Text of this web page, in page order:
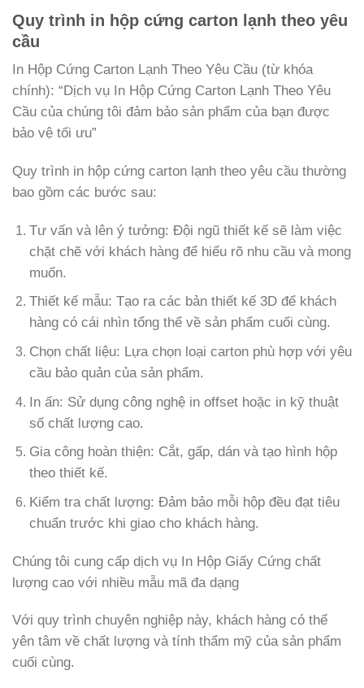
Quy trình in hộp cứng carton lạnh theo yêu
cầu
In Hộp Cứng Carton Lạnh Theo Yêu Cầu (từ khóa
chính): “Dịch vụ In Hộp Cứng Carton Lạnh Theo Yêu
Cầu của chúng tôi đảm bảo sản phẩm của bạn được
bảo vệ tối ưu”
Quy trình in hộp cứng carton lạnh theo yêu cầu thường
bao gồm các bước sau:
Tư vấn và lên ý tưởng: Đội ngũ thiết kế sẽ làm việc
chặt chẽ với khách hàng để hiểu rõ nhu cầu và mong
muốn.
Thiết kế mẫu: Tạo ra các bản thiết kế 3D để khách
hàng có cái nhìn tổng thể về sản phẩm cuối cùng.
Chọn chất liệu: Lựa chọn loại carton phù hợp với yêu
cầu bảo quản của sản phẩm.
In ấn: Sử dụng công nghệ in offset hoặc in kỹ thuật
số chất lượng cao.
Gia công hoàn thiện: Cắt, gấp, dán và tạo hình hộp
theo thiết kế.
Kiểm tra chất lượng: Đảm bảo mỗi hộp đều đạt tiêu
chuẩn trước khi giao cho khách hàng.
Chúng tôi cung cấp dịch vụ In Hộp Giấy Cứng chất
lượng cao với nhiều mẫu mã đa dạng
Với quy trình chuyên nghiệp này, khách hàng có thể
yên tâm về chất lượng và tính thẩm mỹ của sản phẩm
cuối cùng.